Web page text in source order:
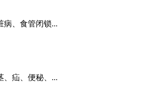
病、食管闭锁...
、疝、便秘、...